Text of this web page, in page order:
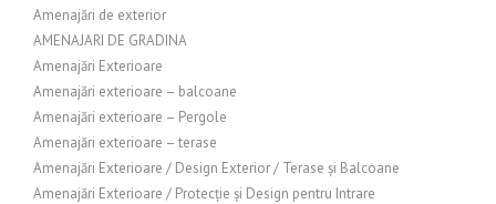
Amenajări de exterior
AMENAJARI DE GRADINA
Amenajări Exterioare
Amenajări exterioare – balcoane
Amenajări exterioare – Pergole
Amenajări exterioare – terase
Amenajări Exterioare / Design Exterior / Terase și Balcoane
Amenajări Exterioare / Protecție și Design pentru Intrare